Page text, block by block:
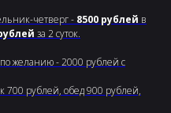
четверг - 8500 рублей в
за 2 суток.
желанию - 2000 рублей с
700 рублей, обед 900 рублей,